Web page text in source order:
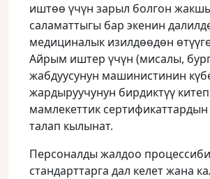
иштөө үчүн зарыл болгон
саламаттыгы бар экенин
медициналык изилдөөдөн
Айрым иштер үчүн (мисалы,
жабдуусунун машинистинин
жардыруучунун бирдиктүү
мамлекеттик
талап кылынат.
Персоналды жалдоо
стандарттарга дал келет жана